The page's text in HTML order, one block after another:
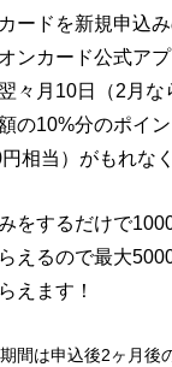
ードを新規申込
ンカード公式アプ
々月10日（2月な
の10%分のポイ
相当）がもれな
をするだけで
えるので最大
えます！
間は申込後2ヶ月後